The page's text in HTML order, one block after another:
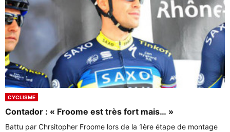
CYCLISME
Contador : « Froome est très fort mais… »
Battu par Chrsitopher Froome lors de la 1ère étape de montage